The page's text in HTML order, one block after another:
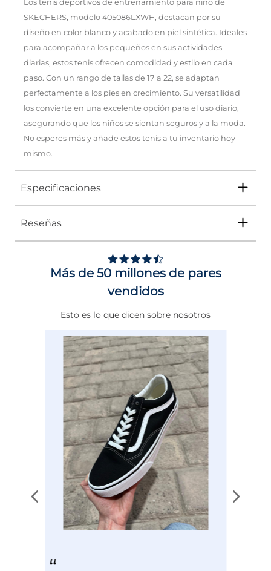
Los tenis deportivos de entrenamiento para niño de
SKECHERS, modelo 405086LXWH, destacan por su
diseño en color blanco y acabado en piel sintética. Ideales
para acompañar a los pequeños en sus actividades
diarias, estos tenis ofrecen comodidad y estilo en cada
paso. Con un rango de tallas de 17 a 22, se adaptan
perfectamente a los pies en crecimiento. Su versatilidad
los convierte en una excelente opción para el uso diario,
asegurando que los niños se sientan seguros y a la moda.
No esperes más y añade estos tenis a tu inventario hoy
mismo.
Especificaciones
Tipo
Género Niño
DE 0 A 4 cms
NORMAL
BLANCO
Reseñas
Más de 50 millones de pares
vendidos
Esto es lo que dicen sobre nosotros